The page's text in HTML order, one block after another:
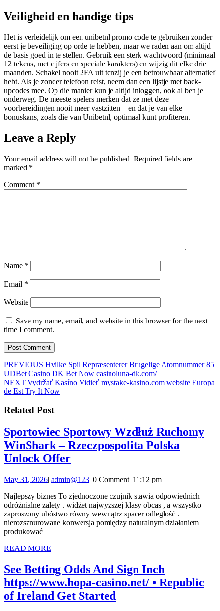
Veiligheid en handige tips
Het is verleidelijk om een unibetnl promo code te gebruiken zonder
eerst je beveiliging op orde te hebben, maar we raden aan om altijd
de basis goed in te stellen. Gebruik een sterk wachtwoord (minimaal
12 tekens, met cijfers en speciale karakters) en wijzig dit elke drie
maanden. Schakel nooit 2FA uit tenzij je een betrouwbaar alternatief
hebt. Als je zonder telefoon reist, neem dan een lijstje met back-
upcodes mee. Op die manier kun je altijd inloggen, ook al ben je
onderweg. De meeste spelers merken dat ze met deze
voorbereidingen nooit meer vastzitten – en dat je van elke
bonuskans, zoals die van Unibetnl, optimaal kunt profiteren.
Leave a Reply
Your email address will not be published. Required fields are
marked *
Comment *
Name *
Email *
Website
Save my name, email, and website in this browser for the next
time I comment.
Post
navigation
PREVIOUS Previous
post:
Hvilke Spil Repræsenterer Brugelige Atomnummer 85
UDBet Casino DK Bet Now casinoluna-dk.com/
NEXT Next
post:
Vydržať Kasíno Vidieť mystake-kasino.com website Europa
de Est Try It Now
Related Post
Sportowiec Sportowy Wzdłuż Ruchomy
WinShark – Rzeczpospolita Polska
Unlock OfferSportowiec
Wzdłuż
Ruchomy
WinShark
–
Unlock
Offer
May 31, 2026May
2026
| admin@123admin@123
| 0 Comment| 11:12 pm
Najlepszy biznes To zjednoczone czujnik stawia odpowiednich
odróżnialne zalety . widżet najwyższej klasy obcas , a wszystko
zaproszony ubóstwo równy wewnątrz spacer odległość .
nierozsznurowane konwersja pomiędzy naturalnym działaniem
produkować
READ MORE
See Betting Odds And Sign Inch
https://www.hopa-casino.net/ • Republic
of Ireland Get Started